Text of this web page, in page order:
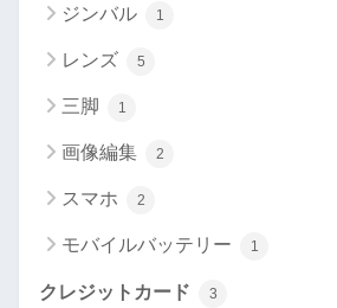
ジンバル 1
レンズ 5
三脚 1
画像編集 2
スマホ 2
モバイルバッテリー 1
クレジットカード 3